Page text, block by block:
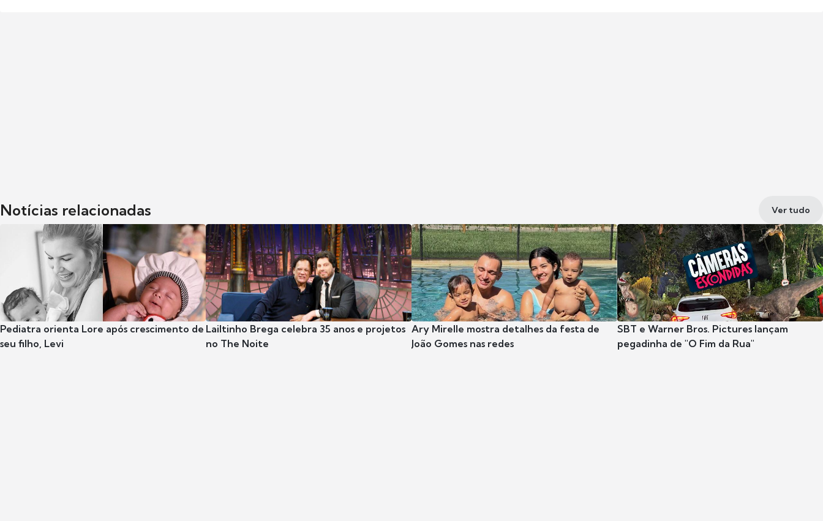
Notícias relacionadas Ver tudo
Pediatra orienta Lore após crescimento de
seu filho, Levi
Lailtinho Brega celebra 35 anos e projetos
no The Noite
Ary Mirelle mostra detalhes da festa de
João Gomes nas redes
SBT e Warner Bros. Pictures lançam
pegadinha de "O Fim da Rua"